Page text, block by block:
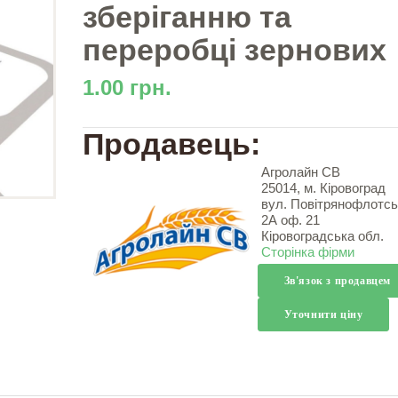
зберіганню та
переробці зернових
1.00 грн.
Продавець:
Агролайн СВ
25014, м. Кіровоград
вул.
2А оф. 21
Кіровоградська обл.
Сторінка фірми
Зв'язок з продавцем
Уточнити ціну